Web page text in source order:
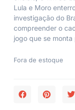
Lula e Moro
investigação do
compreender o
jogo que se
Fora de estoque